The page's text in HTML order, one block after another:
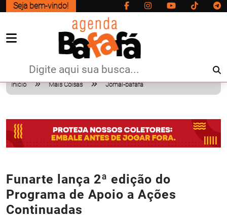
Seja bem-vindo!
Início Mais Coisas Jornal-bafafa
Funarte lança 2ª edição do
Programa de Apoio a Ações
Continuadas